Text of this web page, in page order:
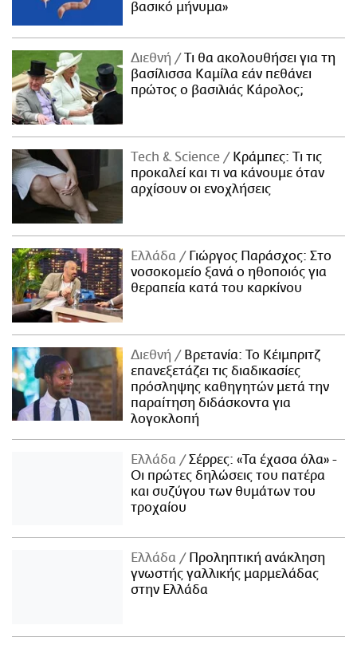
βασικό μήνυμα»
Διεθνή
Τι θα ακολουθήσει για τη
βασίλισσα Καμίλα εάν πεθάνει
πρώτος ο βασιλιάς Κάρολος;
Τech & Science
Κράμπες: Τι τις
προκαλεί και τι να κάνουμε όταν
αρχίσουν οι ενοχλήσεις
Ελλάδα
Γιώργος Παράσχος: Στο
νοσοκομείο ξανά ο ηθοποιός για
θεραπεία κατά του καρκίνου
Διεθνή
Βρετανία: Το Κέιμπριτζ
επανεξετάζει τις διαδικασίες
πρόσληψης καθηγητών μετά την
παραίτηση διδάσκοντα για
λογοκλοπή
Ελλάδα
Σέρρες: «Τα έχασα όλα» -
Οι πρώτες δηλώσεις του πατέρα
και συζύγου των θυμάτων του
τροχαίου
Ελλάδα
Προληπτική ανάκληση
γνωστής γαλλικής μαρμελάδας
στην Ελλάδα